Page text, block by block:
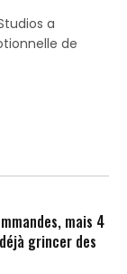
a
de
mais 4
grincer des